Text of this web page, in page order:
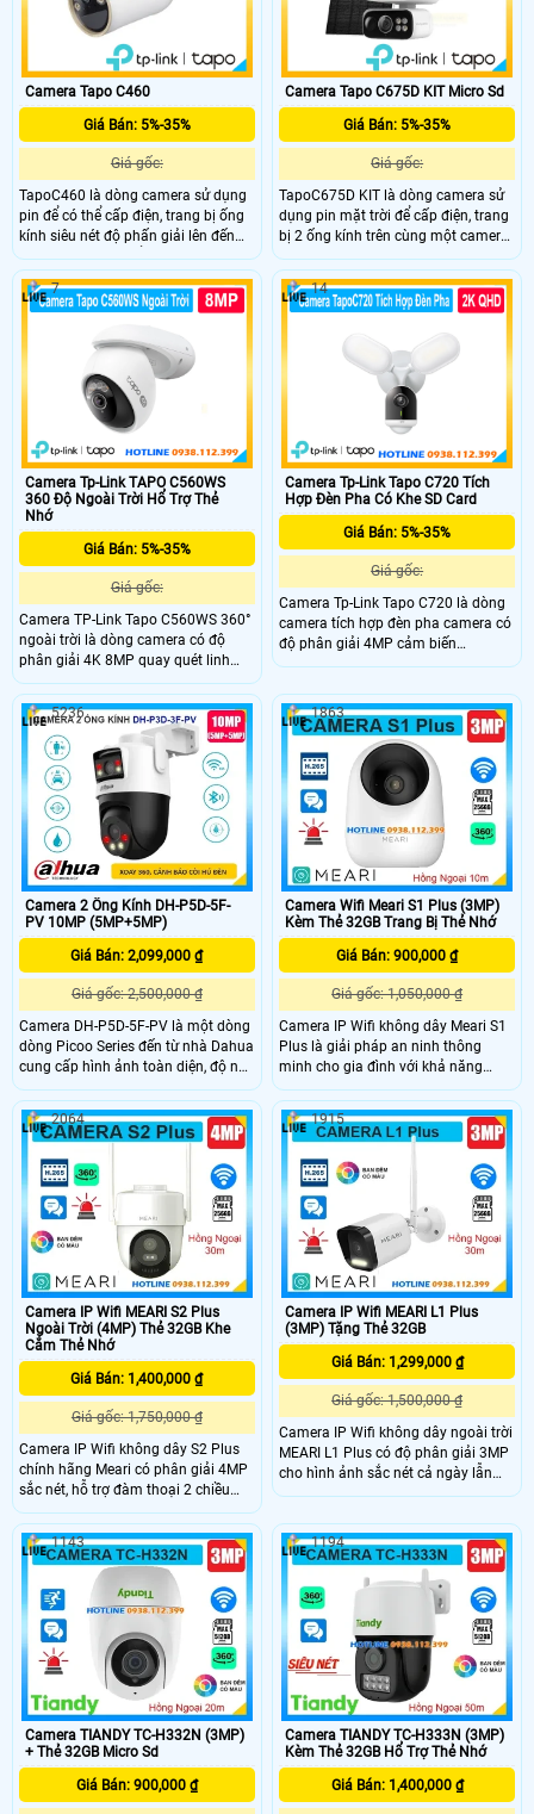
Camera Tapo C460
Giá Bán: 5%-35%
Giá gốc:
TapoC460 là dòng camera sử dụng
pin để có thể cấp điện, trang bị ống
kính siêu nét độ phấn giải lên đến
10.000 mAh có thể hoạt động trong
thời gian dài, có thể zoom lên đến
18X, có trang bị khe cắm thẻ nhớ
dung lượng tối đa lên đến 512Gb.
Camera Tapo C675D KIT Micro Sd
Giá Bán: 5%-35%
Giá gốc:
TapoC675D KIT là dòng camera sử
dụng pin mặt trời để cấp điện, trang
bị 2 ống kính trên cùng một camera
giúp bao quát tốt, trang bị ống kính
có độ phân giải 8.0MP cho ra hình
ảnh 4K siêu nét, nhìn ban đêm bằng
hồng ngoại với khoảng cách lên đến
Camera Tp-Link TAPO C560WS
360 Độ Ngoài Trời Hổ Trợ Thẻ
Nhớ
Giá Bán: 5%-35%
Giá gốc:
Camera TP-Link Tapo C560WS 360°
ngoài trời là dòng camera có độ
phân giải 4K 8MP quay quét linh
hoạt zoom kỹ thuật số 18x và nhìn
đêm màu Starlight. Công nghệ AI
phát hiện người, thú cưng, phương
tiện và còi báo động 99dB. Hỗ trợ
Wi-Fi 2.4GHz/5GHz, chuẩn IP66
kháng nước và bụi
7
Camera Tp-Link Tapo C720 Tích
Hợp Đèn Pha Có Khe SD Card
Giá Bán: 5%-35%
Giá gốc:
Camera Tp-Link Tapo C720 là dòng
camera tích hợp đèn pha camera có
độ phân giải 4MP cảm biến
Starlight, góc nhìn siêu rộng 153°.
và Full-Color Night Vision. Tích hợp
2 đèn Floodlight 2800 Lumen, công
nghệ nhận diện AI thông minh phát
hiện chuyển động, còi báo động
93dB và đàm thoại hai chiều.
14
Camera 2 Ống Kính DH-P5D-5F-
PV 10MP (5MP+5MP)
Giá Bán: 2,099,000 ₫
Giá gốc: 2,500,000 ₫
Camera DH-P5D-5F-PV là một dòng
dòng Picoo Series đến từ nhà Dahua
cung cấp hình ảnh toàn diện, độ nét
cao với trang bị 2 ống kính trên
cùng 1 chiếc camera, hỗ trợ trò
chuyện 2 chiều, cung cấp hình ảnh
ban đêm có màu sắc rõ ràng chân
thực và đặc biệt là công nghệ AI
phát hiện người phương tiện chính
xác, đảm bảo an ninh hiệu quả
5236
Camera Wifi Meari S1 Plus (3MP)
Kèm Thẻ 32GB Trang Bị Thẻ Nhớ
Giá Bán: 900,000 ₫
Giá gốc: 1,050,000 ₫
Camera IP Wifi không dây Meari S1
Plus là giải pháp an ninh thông
minh cho gia đình với khả năng
quay xoay 360 độ có độ phân giải
3MP sắc nét. Camera hỗ trợ hồng
ngoại ban đêm 10m, đàm thoại hai
chiều, theo dõi chuyển động tự động
và nhận dạng cơ thể người chính
xác. Ngoài ra, camera còn tích hợp
còi hú báo động và khe thẻ nhớ lên
đến 256GB đảm bảo lưu trữ dài lâu.
1863
Camera IP Wifi MEARI S2 Plus
Ngoài Trời (4MP) Thẻ 32GB Khe
Cắm Thẻ Nhớ
Giá Bán: 1,400,000 ₫
Giá gốc: 1,750,000 ₫
Camera IP Wifi không dây S2 Plus
chính hãng Meari có phân giải 4MP
sắc nét, hỗ trợ đàm thoại 2 chiều
tiện lợi và còi hú báo động thông
minh. Được trang bị hồng ngoại tầm
nhìn xa 30m, đèn LED có màu ban
đêm lên đến 20m, giúp quan sát rõ
ràng cả ngày lẫn đêm. Ngoài ra,
camera còn tích hợp khe cắm thẻ
nhớ lên đến 256GB và tính năng
phát hiện chuyển động, đảm bảo an
ninh cho ngôi nhà bạn.
2064
Camera IP Wifi MEARI L1 Plus
(3MP) Tặng Thẻ 32GB
Giá Bán: 1,299,000 ₫
Giá gốc: 1,500,000 ₫
Camera IP Wifi không dây ngoài trời
MEARI L1 Plus có độ phân giải 3MP
cho hình ảnh sắc nét cả ngày lẫn
đêm với hồng ngoại 30m và đèn trợ
vi 20m. Camera hỗ trợ đàm thoại 2
chiều, khe thẻ nhớ lên đến 256GB và
còi hú báo động tiện lợi. Với chuẩn
chống nước IP66, camera hoạt động
bền bỉ trong mọi điều kiện thời tiết.
1915
Camera TIANDY TC-H332N (3MP)
+ Thẻ 32GB Micro Sd
Giá Bán: 900,000 ₫
1143
Camera TIANDY TC-H333N (3MP)
Kèm Thẻ 32GB Hổ Trợ Thẻ Nhớ
Giá Bán: 1,400,000 ₫
1194